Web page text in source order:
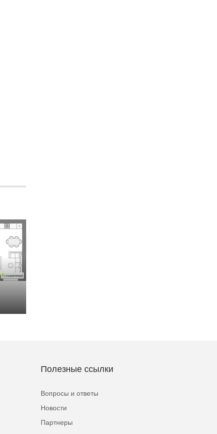
Полезные ссылки
Вопросы и ответы
Новости
Партнеры